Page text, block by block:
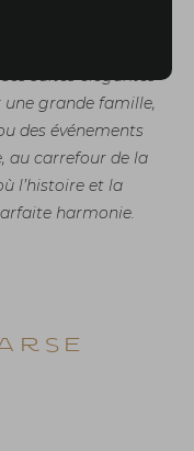
suites élégantes
une grande famille,
des événements
au carrefour de la
l’histoire et la
harmonie.